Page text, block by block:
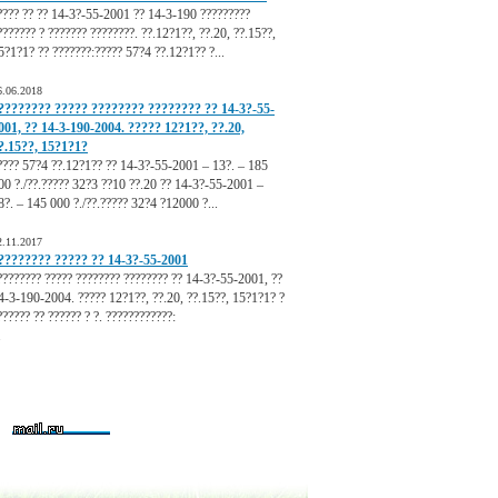
?? ?? 14-3?-55-2001 ?? 14-3-190 ?????????
? ??????? ????????. ??.12?1??, ??.20, ??.15??,
?? ???????:????? 57?4 ??.12?1?? ?...
????? ???????? ???????? ?? 14-3?-55-
?? 14-3-190-2004. ????? 12?1??, ??.20,
15?1?1?
57?4 ??.12?1?? ?? 14-3?-55-2001 – 13?. – 185
?./??.????? 32?3 ??10 ??.20 ?? 14-3?-55-2001 –
– 145 000 ?./??.????? 32?4 ?12000 ?...
????? ?? 14-3?-55-2001
????? ???????? ???????? ?? 14-3?-55-2001, ??
3-190-2004. ????? 12?1??, ??.20, ??.15??, 15?1?1? ?
?? ?????? ? ?. ????????????: